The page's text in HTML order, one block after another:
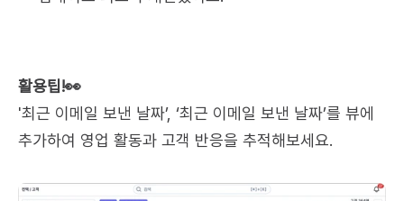
활용팁!👀
'최근 이메일 보낸 날짜’, ‘최근 이메일 보낸 날짜’를 뷰에
추가하여 영업 활동과 고객 반응을 추적해보세요.